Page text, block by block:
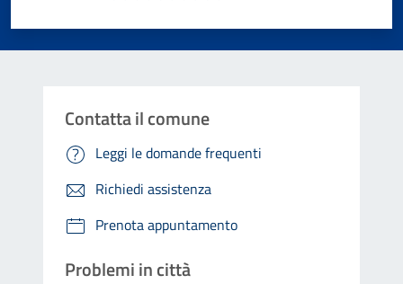
Contatta il comune
Leggi le domande frequenti
Richiedi assistenza
Prenota appuntamento
Problemi in città